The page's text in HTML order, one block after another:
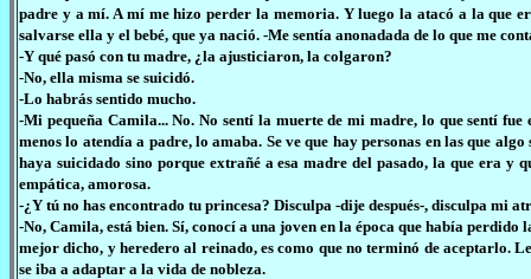
padre y a mí. A mí me hizo perder la memoria. Y luego la atacó a la que
salvarse ella y el bebé, que ya nació. -Me sentía anonadada de lo que me
-Y qué pasó con tu madre, ¿la ajusticiaron, la colgaron?
-No, ella misma se suicidó.
-Lo habrás sentido mucho.
-Mi pequeña Camila... No. No sentí la muerte de mi madre, lo que sentí
menos lo atendía a padre, lo amaba. Se ve que hay personas en las que
haya suicidado sino porque extrañé a esa madre del pasado, la que era y
empática, amorosa.
-¿Y tú no has encontrado tu princesa? Disculpa -dije después-, disculpa mi
-No, Camila, está bien. Sí, conocí a una joven en la época que había
mejor dicho, y heredero al reinado, es como que no terminó de aceptarlo.
se iba a adaptar a la vida de nobleza.